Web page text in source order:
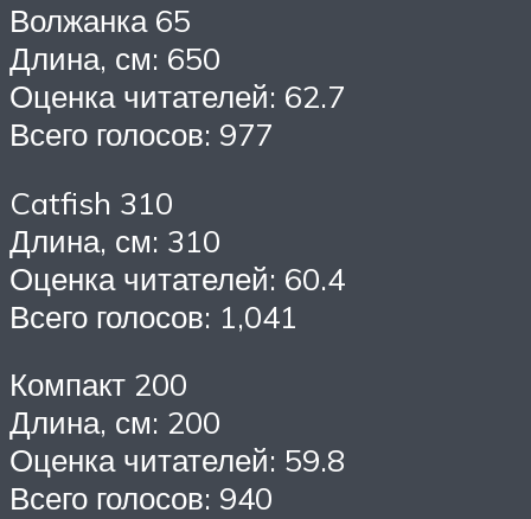
Волжанка 65
Длина, см: 650
Оценка читателей: 62.7
Всего голосов: 977
Catfish 310
Длина, см: 310
Оценка читателей: 60.4
Всего голосов: 1,041
Компакт 200
Длина, см: 200
Оценка читателей: 59.8
Всего голосов: 940